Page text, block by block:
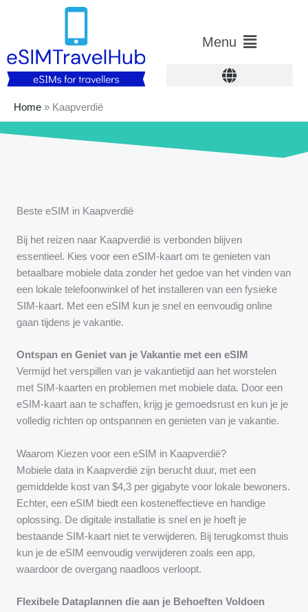
Hoofdmenu
Menu
Home » Kaapverdië
Beste eSIM in Kaapverdië
Bij het reizen naar Kaapverdië is verbonden blijven
essentieel. Kies voor een eSIM-kaart om te genieten van
betaalbare mobiele data zonder het gedoe van het vinden van
een lokale telefoonwinkel of het installeren van een fysieke
SIM-kaart. Met een eSIM kun je snel en eenvoudig online
gaan tijdens je vakantie.
Ontspan en Geniet van je Vakantie met een eSIM
Vermijd het verspillen van je vakantietijd aan het worstelen
met SIM-kaarten en problemen met mobiele data. Door een
eSIM-kaart aan te schaffen, krijg je gemoedsrust en kun je je
volledig richten op ontspannen en genieten van je vakantie.
Waarom Kiezen voor een eSIM in Kaapverdië?
Mobiele data in Kaapverdië zijn berucht duur, met een
gemiddelde kost van $4,3 per gigabyte voor lokale bewoners.
Echter, een eSIM biedt een kosteneffectieve en handige
oplossing. De digitale installatie is snel en je hoeft je
bestaande SIM-kaart niet te verwijderen. Bij terugkomst thuis
kun je de eSIM eenvoudig verwijderen zoals een app,
waardoor de overgang naadloos verloopt.
Flexibele Dataplannen die aan je Behoeften Voldoen